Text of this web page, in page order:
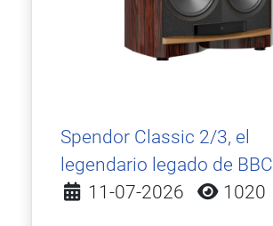
Spendor Classic 2/3, el
legendario legado de BBC
Detalles
11-07-2026 1020